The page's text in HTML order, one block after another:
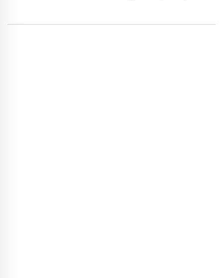
النضال دفاعًا عن القضية الفلسطينية باعتبارها شأنًا